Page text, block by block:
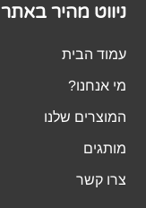
ניווט מהיר באתר
עמוד הבית
מי אנחנו?
המוצרים שלנו
מותגים
צרו קשר